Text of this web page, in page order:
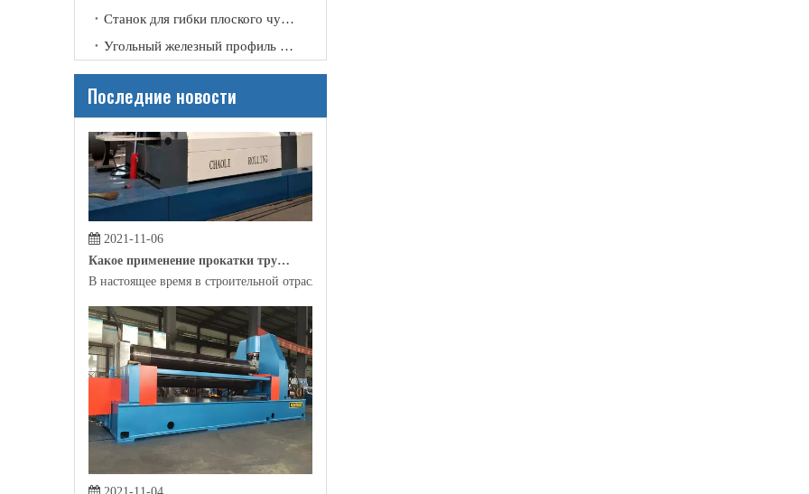
Станок для гибки плоского чугунного профиля
Угольный железный профиль изгиб
Последние новости
2021-11-06
В настоящее время в строительной отрасли, производственной промышленности и химической промышленности широко